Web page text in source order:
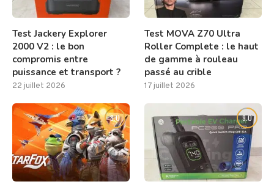
Test Jackery Explorer
2000 V2 : le bon
compromis entre
puissance et transport ?
22 juillet 2026
Test MOVA Z70 Ultra
Roller Complete : le haut
de gamme à rouleau
passé au crible
17 juillet 2026
8.0 9.0